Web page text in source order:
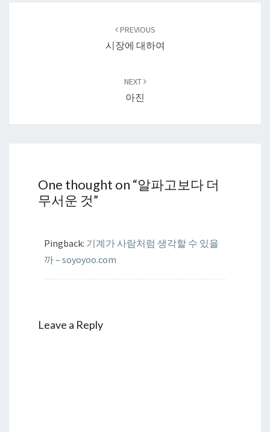
PREVIOUS
시장에 대하여
NEXT
아진
One thought on “알파고보다 더
무서운 것”
Pingback: 기계가 사람처럼 생각할 수 있을
까 – soyoyoo.com
Leave a Reply